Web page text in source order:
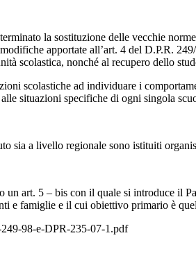
la sostituzione delle vecchie
apportate all’art. 4 del D.P.R.
scolastica, nonché al recupero dello
scolastiche ad individuare i
situazioni specifiche di ogni singola
sia a livello regionale sono istituiti
un art. 5 – bis con il quale si introduce il
e famiglie e il cui obiettivo primario è
98-e-DPR-235-07-1.pdf